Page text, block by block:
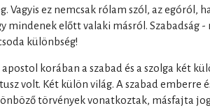
Vagyis ez nemcsak rólam szól, az egóról,
mindenek előtt valaki másról. Szabadság
különbség!
apostol korában a szabad és a szolga két
volt. Két külön világ. A szabad emberre
törvények vonatkoztak, másfajta